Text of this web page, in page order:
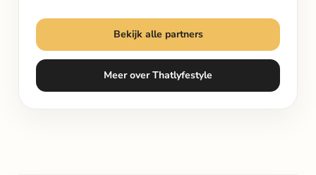
Bekijk alle partners
Meer over Thatlyfestyle